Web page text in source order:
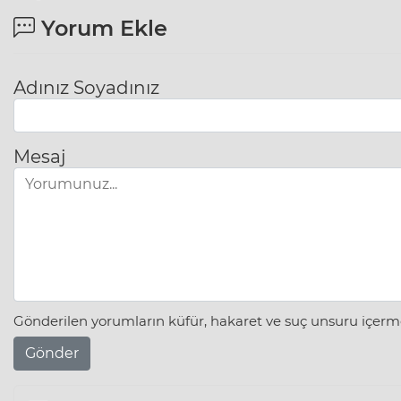
Yorum Ekle
Adınız Soyadınız
Mesaj
Gönderilen yorumların küfür, hakaret ve suç unsuru
Gönder